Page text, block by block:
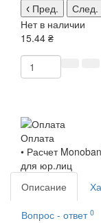
Пред.
След.
Нет в наличии
15.44 ₴
Оплата
• Расчет
для юр.лиц
Описание
Вопрос - ответ 0